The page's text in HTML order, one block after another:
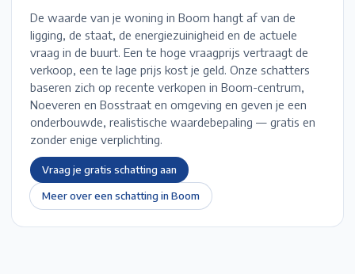
De waarde van je woning in Boom hangt af van de
ligging, de staat, de energiezuinigheid en de actuele
vraag in de buurt. Een te hoge vraagprijs vertraagt de
verkoop, een te lage prijs kost je geld. Onze schatters
baseren zich op recente verkopen in Boom-centrum,
Noeveren en Bosstraaten omgeving en geven je een
onderbouwde, realistische waardebepaling — gratis en
zonder enige verplichting.
Vraag je gratis schatting aan
Meer over een schatting in Boom